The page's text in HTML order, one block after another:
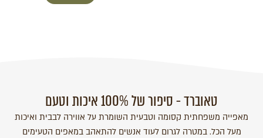
טאוברד - סיפור של 100% איכות וטעם
מאפייה משפחתית קסומה וטבעית השומרת על אווירה לבבית ואיכות
מעל הכל. במטרה לגרום לעוד אנשים להתאהב במאפים הטעימים